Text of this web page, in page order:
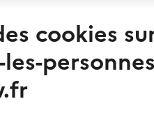
: liste
cookies